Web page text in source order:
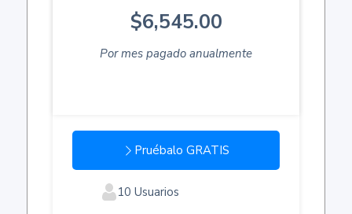
$6,545.00
Por mes pagado anualmente
Pruébalo GRATIS
10 Usuarios